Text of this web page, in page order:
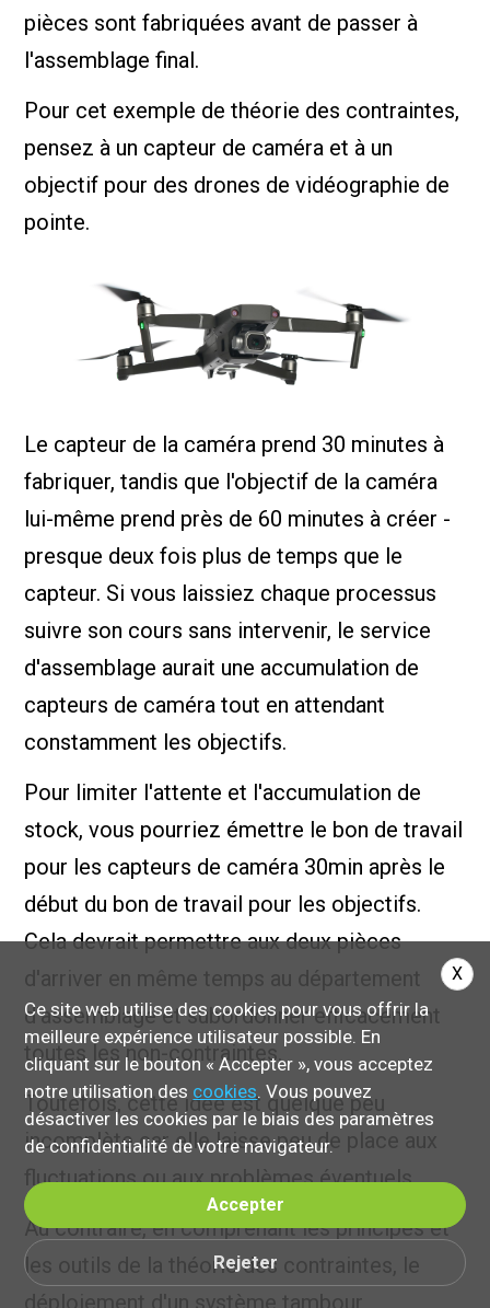
pièces sont fabriquées avant de passer à
l'assemblage final.
Pour cet exemple de théorie des contraintes,
pensez à un capteur de caméra et à un
objectif pour des drones de vidéographie de
pointe.
Le capteur de la caméra prend 30 minutes à
fabriquer, tandis que l'objectif de la caméra
lui-même prend près de 60 minutes à créer -
presque deux fois plus de temps que le
capteur. Si vous laissiez chaque processus
suivre son cours sans intervenir, le service
d'assemblage aurait une accumulation de
capteurs de caméra tout en attendant
constamment les objectifs.
Pour limiter l'attente et l'accumulation de
stock, vous pourriez émettre le bon de travail
pour les capteurs de caméra 30min après le
début du bon de travail pour les objectifs.
Cela devrait permettre aux deux pièces
d'arriver en même temps au département
d'assemblage et subordonner efficacement
toutes les non-contraintes.
Toutefois, cette idée est quelque peu
incomplète car elle laisse peu de place aux
fluctuations ou aux problèmes éventuels.
Au contraire, en comprenant les principes et
les outils de la théorie des contraintes, le
déploiement d'un système tambour
Ce site web utilise des cookies pour vous offrir la
meilleure expérience utilisateur possible. En
cliquant sur le bouton « Accepter », vous acceptez
notre utilisation des cookies. Vous pouvez
désactiver les cookies par le biais des paramètres
de confidentialité de votre navigateur.
Accepter
Rejeter
X